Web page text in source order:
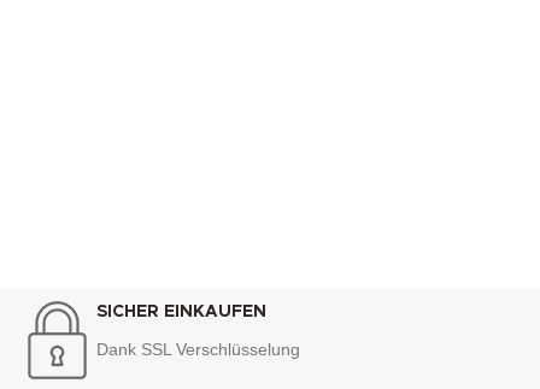
SICHER EINKAUFEN
Dank SSL Verschlüsselung